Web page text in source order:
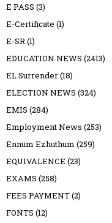
E PASS (3)
E-Certificate (1)
E-SR(1)
EDUCATION NEWS (2413)
EL Surrender(18)
ELECTION NEWS (324)
EMIS (284)
Employment News (253)
Ennum Ezhuthum (259)
EQUIVALENCE (23)
EXAMS (258)
FEES PAYMENT(2)
FONTS (12)